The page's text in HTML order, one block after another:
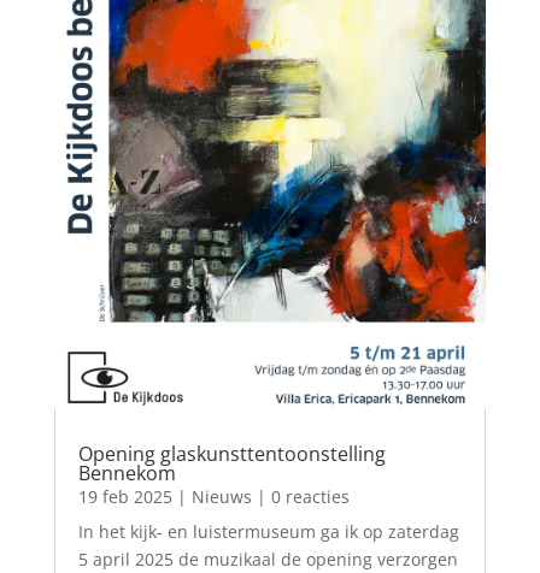
Opening glaskunsttentoonstelling
Bennekom
19 feb 2025| Nieuws | 0 reacties
In het kijk- en luistermuseum ga ik op zaterdag
5 april 2025 de muzikaal de opening verzorgen